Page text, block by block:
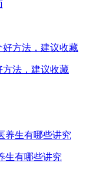
方法，建议收藏
生有哪些讲究